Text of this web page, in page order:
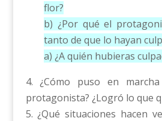
flor?
b) ¿Por qué el
tanto de que lo hayan
a) ¿A quién hubieras
4. ¿Cómo puso en
protagonista? ¿Logró lo que
5. ¿Qué situaciones hacen